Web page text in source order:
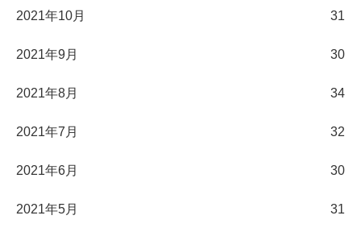
2021年10月 31
2021年9月 30
2021年8月 34
2021年7月 32
2021年6月 30
2021年5月 31